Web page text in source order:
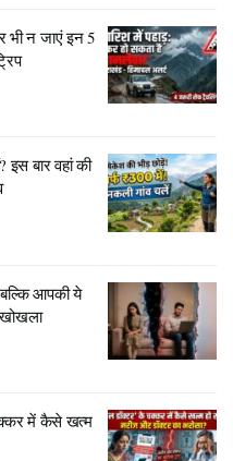
भी न जाएं इन 5
बार वहां की
आपकी ये
में कैसे खत्म